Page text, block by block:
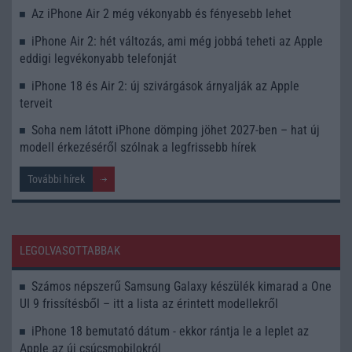
Az iPhone Air 2 még vékonyabb és fényesebb lehet
iPhone Air 2: hét változás, ami még jobbá teheti az Apple
eddigi legvékonyabb telefonját
iPhone 18 és Air 2: új szivárgások árnyalják az Apple
terveit
Soha nem látott iPhone dömping jöhet 2027-ben – hat új
modell érkezéséről szólnak a legfrissebb hírek
További hírek
LEGOLVASOTTABBAK
Számos népszerű Samsung Galaxy készülék kimarad a One
UI 9 frissítésből – itt a lista az érintett modellekről
iPhone 18 bemutató dátum - ekkor rántja le a leplet az
Apple az új csúcsmobilokról